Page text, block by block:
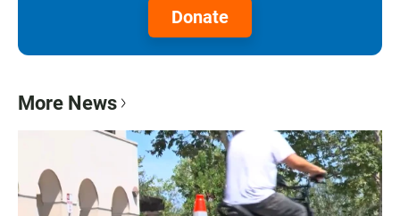
Donate
More News